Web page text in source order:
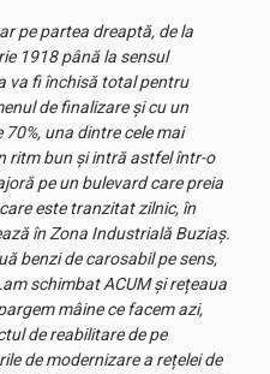
pe partea dreaptă, de la
1918 până la sensul
va fi închisă total pentru
de finalizare și cu un
una dintre cele mai
ritm bun și intră astfel într-o
pe un bulevard care preia
este tranzitat zilnic, în
în Zona Industrială Buziaș.
benzi de carosabil pe sens,
schimbat ACUM și rețeaua
mâine ce facem azi,
de reabilitare de pe
de modernizare a rețelei de